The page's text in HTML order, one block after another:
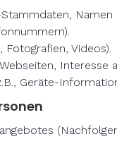
Namen
Fotografien, Videos).
Interesse
Geräte-